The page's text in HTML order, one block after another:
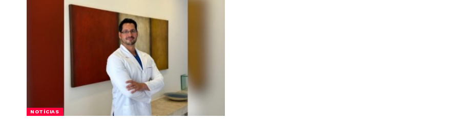
NOTÍCIAS